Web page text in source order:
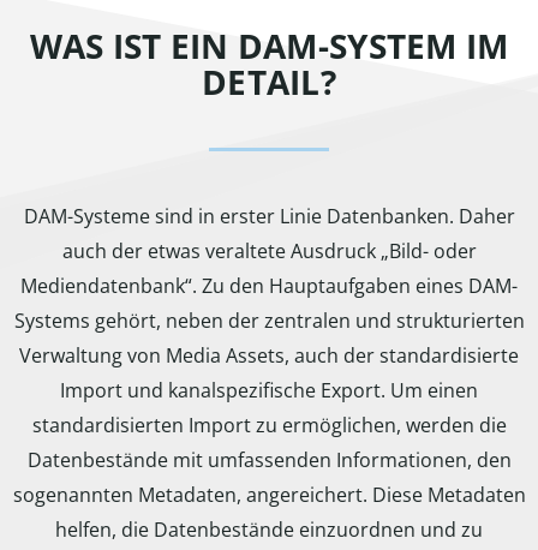
WAS IST EIN DAM-SYSTEM IM
DETAIL?
DAM-Systeme sind in erster Linie Datenbanken. Daher
auch der etwas veraltete Ausdruck „Bild- oder
Mediendatenbank“. Zu den Hauptaufgaben eines DAM-
Systems gehört, neben der zentralen und strukturierten
Verwaltung von Media Assets, auch der standardisierte
Import und kanalspezifische Export. Um einen
standardisierten Import zu ermöglichen, werden die
Datenbestände mit umfassenden Informationen, den
sogenannten Metadaten, angereichert. Diese Metadaten
helfen, die Datenbestände einzuordnen und zu